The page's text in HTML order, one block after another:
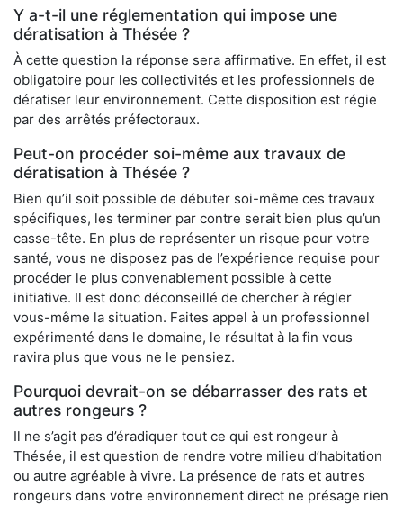
Y a-t-il une réglementation qui impose une
dératisation à Thésée ?
À cette question la réponse sera affirmative. En effet, il est
obligatoire pour les collectivités et les professionnels de
dératiser leur environnement. Cette disposition est régie
par des arrêtés préfectoraux.
Peut-on procéder soi-même aux travaux de
dératisation à Thésée ?
Bien qu’il soit possible de débuter soi-même ces travaux
spécifiques, les terminer par contre serait bien plus qu’un
casse-tête. En plus de représenter un risque pour votre
santé, vous ne disposez pas de l’expérience requise pour
procéder le plus convenablement possible à cette
initiative. Il est donc déconseillé de chercher à régler
vous-même la situation. Faites appel à un professionnel
expérimenté dans le domaine, le résultat à la fin vous
ravira plus que vous ne le pensiez.
Pourquoi devrait-on se débarrasser des rats et
autres rongeurs ?
Il ne s’agit pas d’éradiquer tout ce qui est rongeur à
Thésée, il est question de rendre votre milieu d’habitation
ou autre agréable à vivre. La présence de rats et autres
rongeurs dans votre environnement direct ne présage rien